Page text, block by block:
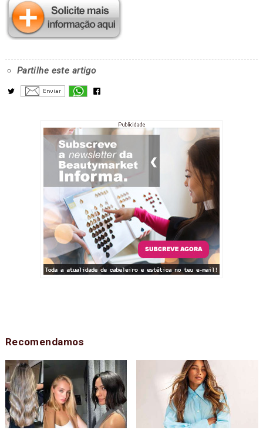
Partilhe este artigo
Recomendamos